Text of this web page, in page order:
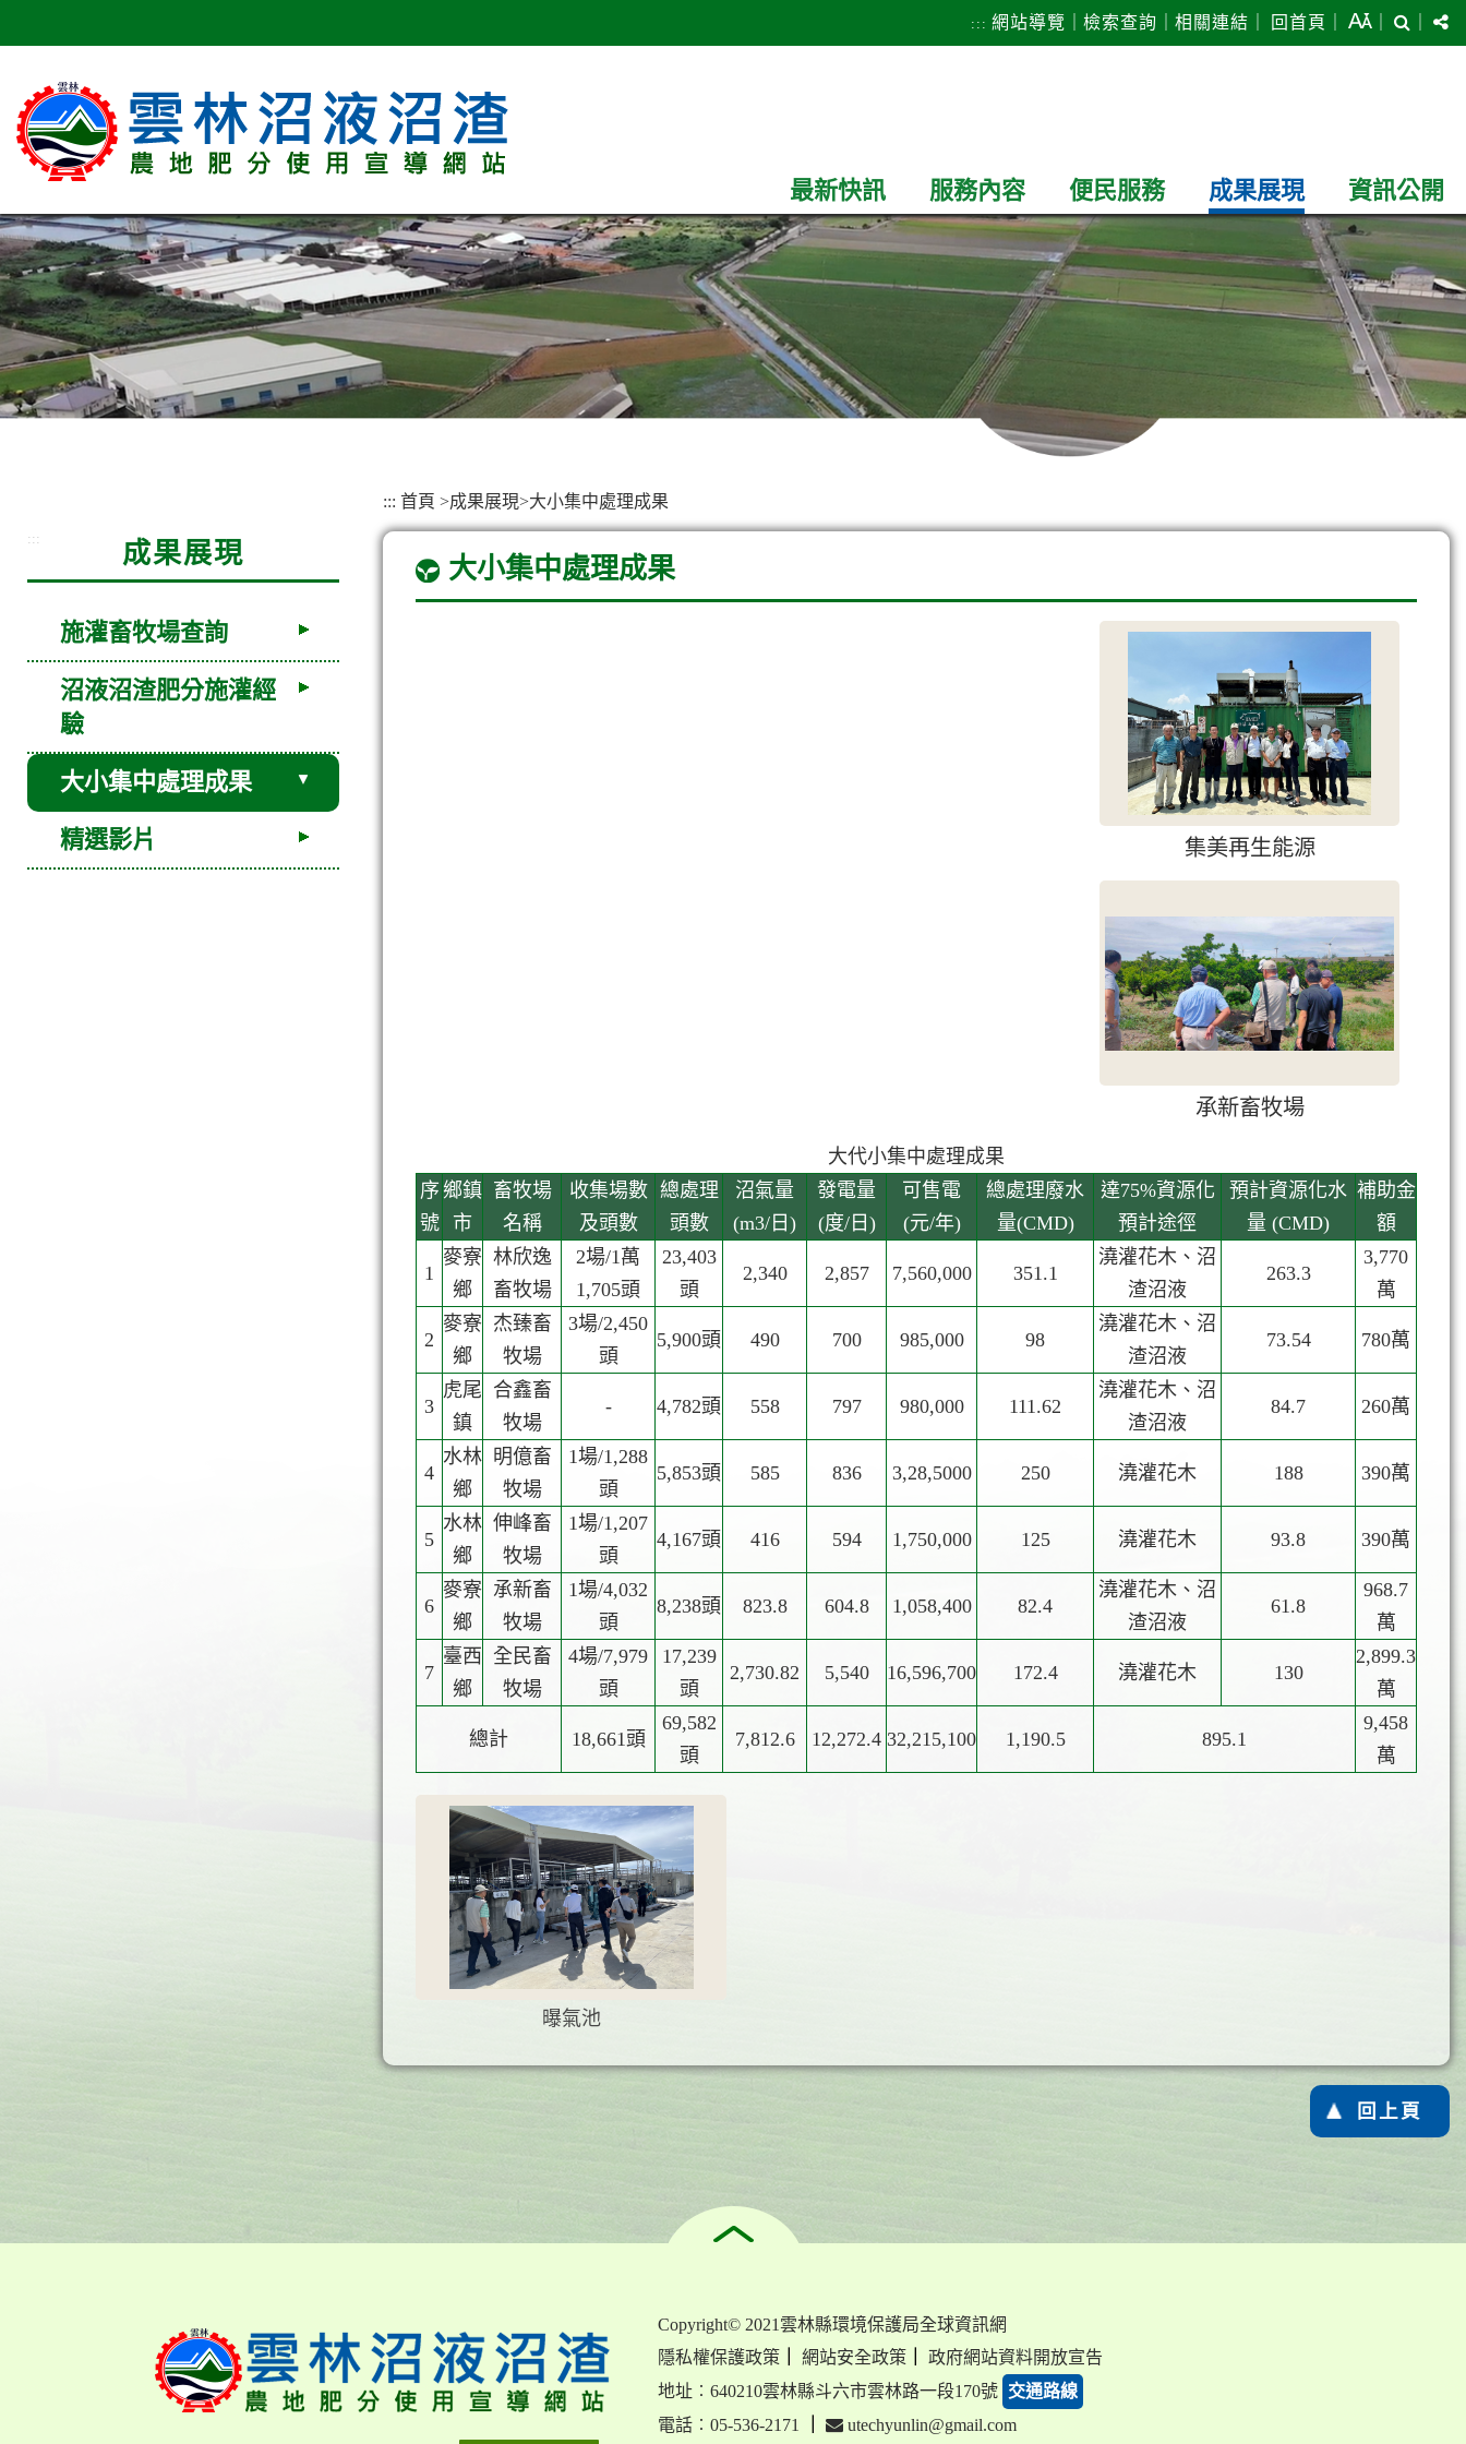
::: 網站導覽 檢索查詢 相關連結 回首頁
尋
最新快訊 服務內容 便民服務 成果展現 資訊公開
::: 成果展現
施灌畜牧場查詢
沼液沼渣肥分施灌經
驗
大小集中處理成果
精選影片
::: 首頁 >成果展現>大小集中處理成果
大小集中處理成果
集美再生能源
承新畜牧場
大代小集中處理成果
序
號
鄉鎮
市
畜牧場
名稱
收集場數
及頭數
總處理
頭數
沼氣量
(m3/日)
發電量
(度/日)
可售電
(元/年)
總處理廢水
量(CMD)
達75%資源化
預計途徑
預計資源化水
量 (CMD)
補助金
額
1
麥寮
鄉
林欣逸
畜牧場
2場/1萬
1,705頭
23,403
頭
2,340 2,857 7,560,000 351.1
澆灌花木、沼
渣沼液
263.3
3,770
萬
2
麥寮
鄉
杰臻畜
牧場
3場/2,450
頭
5,900頭 490 700 985,000 98
澆灌花木、沼
渣沼液
73.54 780萬
3
虎尾
鎮
合鑫畜
牧場
- 4,782頭 558 797 980,000 111.62
澆灌花木、沼
渣沼液
84.7 260萬
4
水林
鄉
明億畜
牧場
1場/1,288
頭
5,853頭 585 836 3,28,5000 250 澆灌花木 188 390萬
5
水林
鄉
伸峰畜
牧場
1場/1,207
頭
4,167頭 416 594 1,750,000 125 澆灌花木 93.8 390萬
6
麥寮
鄉
承新畜
牧場
1場/4,032
頭
8,238頭 823.8 604.8 1,058,400 82.4
澆灌花木、沼
渣沼液
61.8
968.7
萬
7
臺西
鄉
全民畜
牧場
4場/7,979
頭
17,239
頭
2,730.82 5,540 16,596,700 172.4 澆灌花木 130
2,899.3
萬
總計 18,661頭
69,582
頭
7,812.6 12,272.4 32,215,100 1,190.5 895.1
9,458
萬
曝氣池
回上頁
Copyright© 2021雲林縣環境保護局全球資訊網
隱私權保護政策
網站安全政策
政府網站資料開放宣告
地址︰640210雲林縣斗六市雲林路一段170號 交通路線
電話︰05-536-2171
utechyunlin@gmail.com